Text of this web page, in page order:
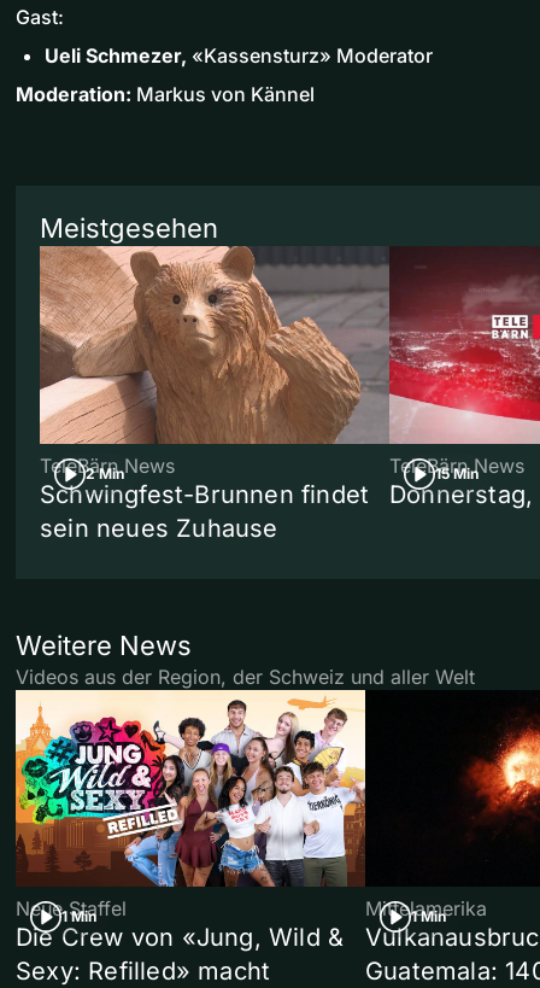
Gast:
Ueli Schmezer, «Kassensturz» Moderator
Moderation: Markus von Kännel
Meistgesehen
2 Min
TeleBärn News
Schwingfest-Brunnen findet
sein neues Zuhause
15 Min
TeleBärn News
Weitere News
Videos aus der Region, der Schweiz und aller Welt
1 Min
Neue Staffel
Die Crew von «Jung, Wild &
Sexy: Refilled» macht
1 Min
Mittelamerika
Guatemala: